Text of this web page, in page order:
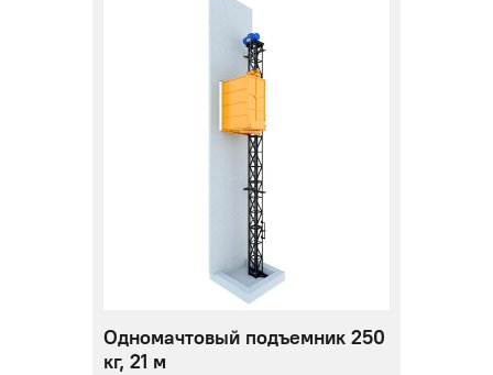
Одномачтовый подъемник 250
кг, 21 м